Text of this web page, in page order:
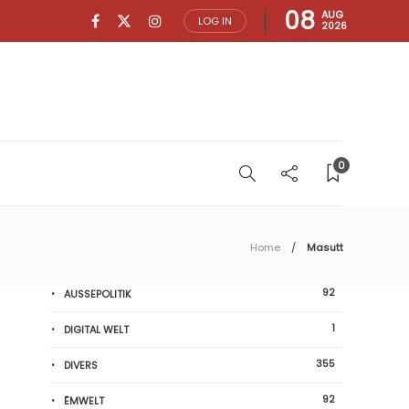
LOG IN 08 AUG
2026
0
Home Masutt
AUSSEPOLITIK 92
DIGITAL WELT 1
DIVERS 355
ËMWELT 92